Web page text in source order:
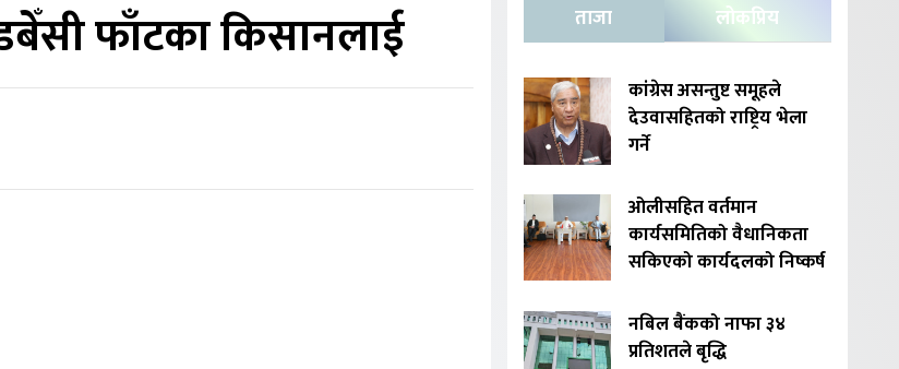
फाँटका किसानलाई ताजा लोकप्रिय
कांग्रेस असन्तुष्ट समूहले
देउवासहितको राष्ट्रिय भेला
गर्ने
ओलीसहित वर्तमान
कार्यसमितिको वैधानिकता
सकिएको कार्यदलको निष्कर्ष
नबिल बैंकको नाफा ३४
प्रतिशतले बृद्धि